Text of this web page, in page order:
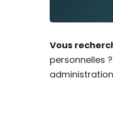
Vous
personnelles